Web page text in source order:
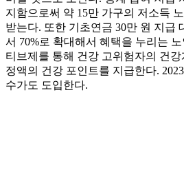
지함으로써 약 15만 가구의 저소득
받는다. 또한 기초연금 30만 원 지급
서 70%로 확대해서 혜택을 누리는
티브제를 통해 건강 고위험자의 건
정액의 건강 포인트를 지급한다.
수가도 도입한다.